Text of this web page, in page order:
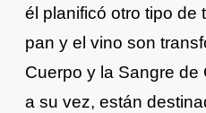
él planificó otro tipo de
pan y el vino son
Cuerpo y la Sangre de
a su vez, están